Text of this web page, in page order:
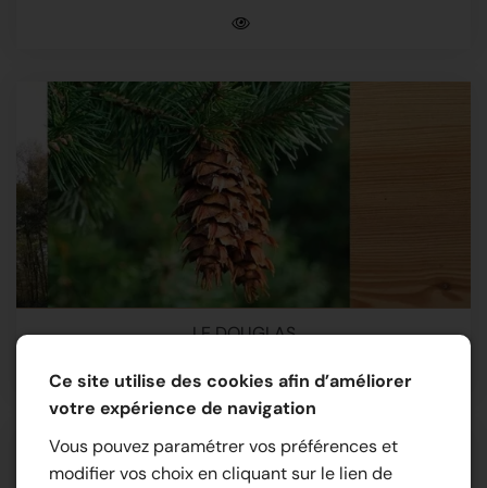
LE DOUGLAS
Ce site utilise des cookies afin d’améliorer
votre expérience de navigation
Vous pouvez paramétrer vos préférences et
modifier vos choix en cliquant sur le lien de